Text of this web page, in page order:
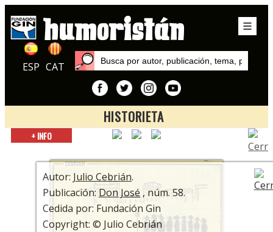
ESP CAT
HISTORIETA
Inicio
Julio Cebrián
+ INFO
Autor: Julio Cebrián.
Publicación: Don José , núm. 58.
Cedida por: Fundación Gin
Copyright: © Julio Cebrián